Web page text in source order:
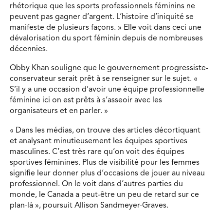
rhétorique que les sports professionnels féminins ne
peuvent pas gagner d’argent. L’histoire d’iniquité se
manifeste de plusieurs façons. » Elle voit dans ceci une
dévalorisation du sport féminin depuis de nombreuses
décennies.
Obby Khan souligne que le gouvernement progressiste-
conservateur serait prêt à se renseigner sur le sujet. «
S’il y a une occasion d’avoir une équipe professionnelle
féminine ici on est prêts à s’asseoir avec les
organisateurs et en parler. »
« Dans les médias, on trouve des articles décortiquant
et analysant minutieusement les équipes sportives
masculines. C’est très rare qu’on voit des équipes
sportives féminines. Plus de visibilité pour les femmes
signifie leur donner plus d’occasions de jouer au niveau
professionnel. On le voit dans d’autres parties du
monde, le Canada a peut-être un peu de retard sur ce
plan-là », poursuit Allison Sandmeyer-Graves.